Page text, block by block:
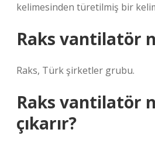
kelimesinden türetilmiş bir
Raks vantilatör
Raks, Türk şirketler grubu.
Raks vantilatör
çıkarır?